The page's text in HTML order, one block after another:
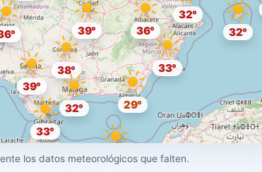
32°
39°
32°
33°
38°
29°
36°
33°
30°
39° 32°
los datos meteorológicos que falten.